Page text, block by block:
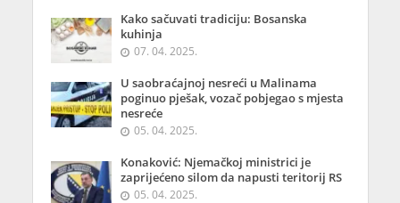
Kako sačuvati tradiciju: Bosanska
kuhinja
07. 04. 2025.
U saobraćajnoj nesreći u Malinama
poginuo pješak, vozač pobjegao s mjesta
nesreće
05. 04. 2025.
Konaković: Njemačkoj ministrici je
zaprijećeno silom da napusti teritorij RS
05. 04. 2025.